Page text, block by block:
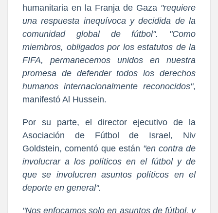
humanitaria en la Franja de Gaza "requiere
una respuesta inequívoca y decidida de la
comunidad global de fútbol". "Como
miembros, obligados por los estatutos de la
FIFA, permanecemos unidos en nuestra
promesa de defender todos los derechos
humanos internacionalmente reconocidos",
manifestó Al Hussein.
Por su parte, el director ejecutivo de la
Asociación de Fútbol de Israel, Niv
Goldstein, comentó que están "en contra de
involucrar a los políticos en el fútbol y de
que se involucren asuntos políticos en el
deporte en general".
"Nos enfocamos solo en asuntos de fútbol, y